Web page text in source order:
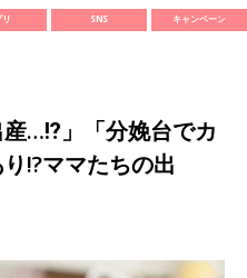
SNS キャンペーン
産…⁉」「分娩台でカ
!?ママたちの出